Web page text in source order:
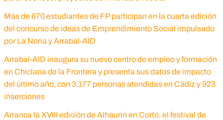
Más de 670 estudiantes de FP participan en la cuarta edición
del concurso de ideas de Emprendimiento Social impulsado
por La Noria y Arrabal-AID
Arrabal-AID inaugura su nuevo centro de empleo y formación
en Chiclana de la Frontera y presenta sus datos de impacto
del último año, con 3.177 personas atendidas en Cádiz y 923
inserciones
Arranca la XVIII edición de Alhaurín en Corto, el festival de